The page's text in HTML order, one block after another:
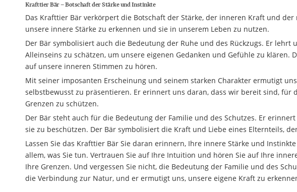
Krafttier Bär – Botschaft der Stärke und Instinkte
Das Krafttier Bär verkörpert die Botschaft der Stärke, der inneren Kraft und
unsere innere Stärke zu erkennen und sie in unserem Leben zu nutzen.
Der Bär symbolisiert auch die Bedeutung der Ruhe und des Rückzugs. Er lehrt
Alleinseins zu schätzen, um unsere eigenen Gedanken und Gefühle zu
auf unsere inneren Stimmen zu hören.
Mit seiner imposanten Erscheinung und seinem starken Charakter ermutigt
selbstbewusst zu präsentieren. Er erinnert uns daran, dass wir bereit sind, für
Grenzen zu schützen.
Der Bär steht auch für die Bedeutung der Familie und des Schutzes. Er
sie zu beschützen. Der Bär symbolisiert die Kraft und Liebe eines Elternteils,
Lassen Sie das Krafttier Bär Sie daran erinnern, Ihre innere Stärke und
allem, was Sie tun. Vertrauen Sie auf Ihre Intuition und hören Sie auf Ihre
Ihre Grenzen. Und vergessen Sie nicht, die Bedeutung der Familie und des
die Verbindung zur Natur, und er ermutigt uns, unsere eigene Kraft zu